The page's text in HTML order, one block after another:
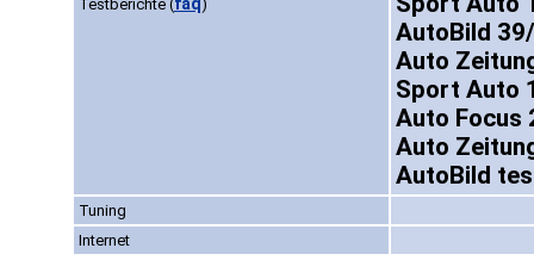
Testberichte ( )
AutoBild
Auto
Sport Auto
Auto Focus
Auto
AutoBild
Tuning
Internet